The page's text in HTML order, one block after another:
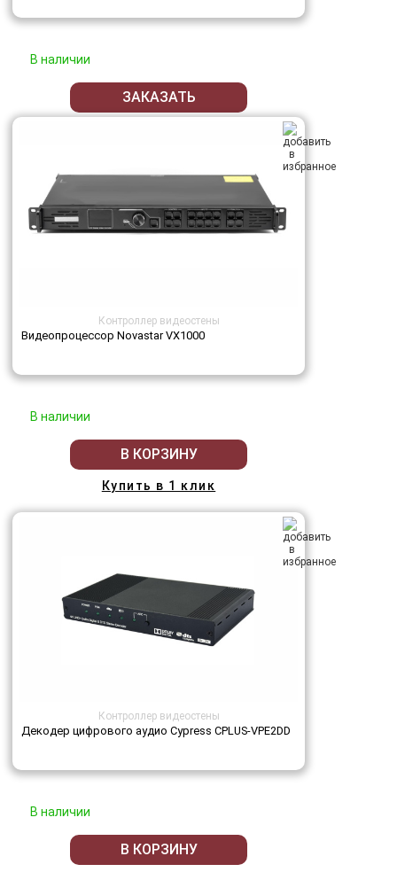
В наличии
ЗАКАЗАТЬ
Контроллер видеостены
Видеопроцессор Novastar VX1000
В наличии
В КОРЗИНУ
Купить в 1 клик
Контроллер видеостены
Декодер цифрового аудио Cypress CPLUS-VPE2DD
В наличии
В КОРЗИНУ